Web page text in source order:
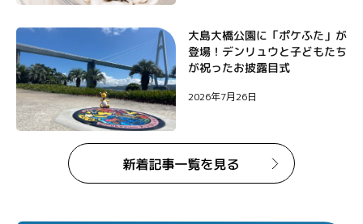
大島大橋公園に「ポケふた」が
登場！デンリュウと子どもたち
が祝ったお披露目式
2026年7月26日